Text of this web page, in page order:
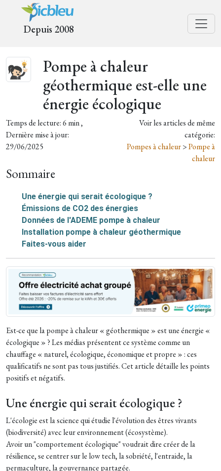
Depuis 2008
Pompe à chaleur
géothermique est-elle une
énergie écologique
Temps de lecture: 6 min ,
Dernière mise à jour:
29/06/2025
Voir les articles de même
catégorie:
Pompes à chaleur>Pompe à
chaleur
Sommaire
Une énergie qui serait écologique ?
Émissions de CO2 des énergies
Données de l'ADEME pompe à chaleur
Installation pompe à chaleur géothermique
Faites-vous aider
Est-ce que la pompe à chaleur « géothermique » est une énergie «
écologique » ? Les médias présentent ce système comme un
chauffage « naturel, écologique, économique et propre » : ces
qualificatifs ne sont pas tous justifiés. Cet article détaille les points
positifs et négatifs.
Une énergie qui serait écologique ?
L'écologie est la science qui étudie l'évolution des êtres vivants
(biodiversité) avec leur environnement (écosystème).
Avoir un "comportement écologique" voudrait dire créer de la
résilience, se centrer sur le low tech, la sobriété, l'entraide, la
permaculture, la gouvernance partagée.